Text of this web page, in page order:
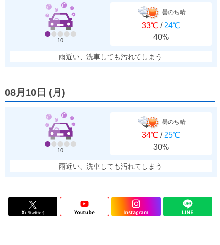
10
曇のち晴
33℃ / 24℃
40%
雨近い、洗車しても汚れてしまう
08月10日 (月 )
10
曇のち晴
34℃ / 25℃
30%
雨近い、洗車しても汚れてしまう